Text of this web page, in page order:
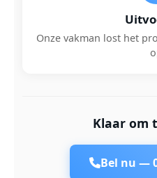
Onze vakman lost het
Klaar om
Bel nu —